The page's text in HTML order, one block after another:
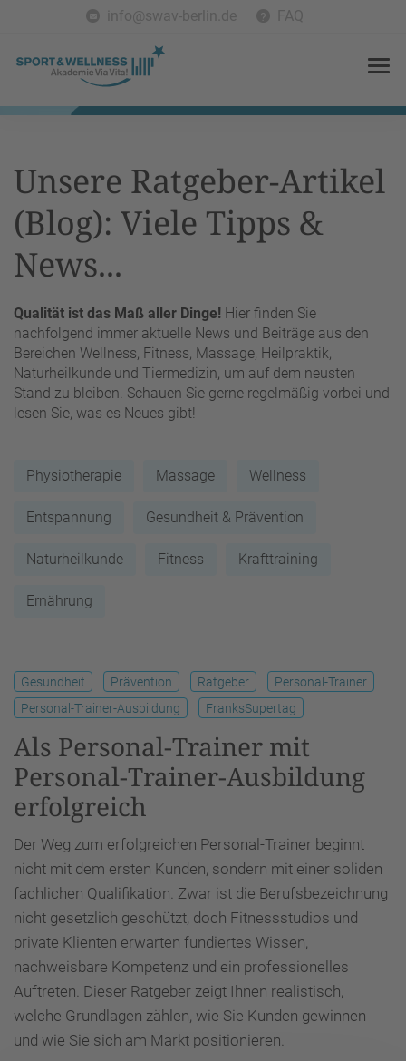
info@swav-berlin.de FAQ
Unsere Ratgeber-Artikel
(Blog): Viele Tipps &
News...
Qualität ist das Maß aller Dinge! Hier finden Sie
nachfolgend immer aktuelle News und Beiträge aus den
Bereichen Wellness, Fitness, Massage, Heilpraktik,
Naturheilkunde und Tiermedizin, um auf dem neusten
Stand zu bleiben. Schauen Sie gerne regelmäßig vorbei und
lesen Sie, was es Neues gibt!
Physiotherapie Massage Wellness
Entspannung Gesundheit & Prävention
Naturheilkunde Fitness Krafttraining
Ernährung
Gesundheit Prävention Ratgeber
Personal-Trainer
Personal-Trainer-Ausbildung
FranksSupertag
Als Personal-Trainer mit
Personal-Trainer-Ausbildung
erfolgreich
Der Weg zum erfolgreichen Personal-Trainer beginnt
nicht mit dem ersten Kunden, sondern mit einer soliden
fachlichen Qualifikation. Zwar ist die Berufsbezeichnung
nicht gesetzlich geschützt, doch Fitnessstudios und
private Klienten erwarten fundiertes Wissen,
nachweisbare Kompetenz und ein professionelles
Auftreten. Dieser Ratgeber zeigt Ihnen realistisch,
welche Grundlagen zählen, wie Sie Kunden gewinnen
und wie Sie sich am Markt positionieren.